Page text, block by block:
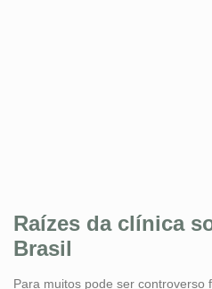
Raízes da clínica
Brasil
Para muitos pode ser controverso